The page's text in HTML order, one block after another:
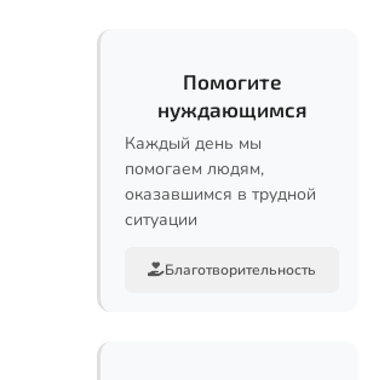
Помогите
нуждающимся
Каждый день мы
помогаем людям,
оказавшимся в трудной
ситуации
Благотворительность